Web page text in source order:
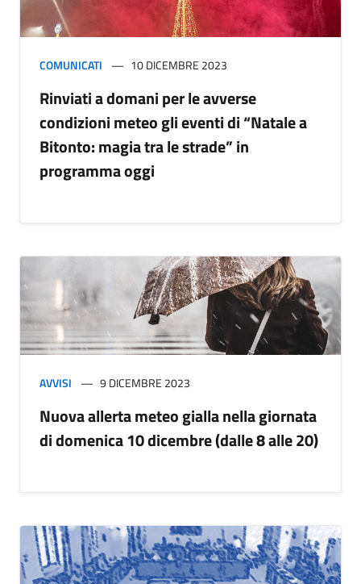
COMUNICATI 10 DICEMBRE 2023
Rinviati a domani per le avverse
condizioni meteo gli eventi di “Natale a
Bitonto: magia tra le strade” in
programma oggi
AVVISI 9 DICEMBRE 2023
Nuova allerta meteo gialla nella giornata
di domenica 10 dicembre (dalle 8 alle 20)